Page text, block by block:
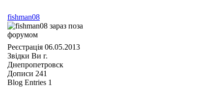
fishman08
Реєстрація 06.05.2013
Звідки Ви г.
Днепропетровск
Дописи 241
Blog Entries 1